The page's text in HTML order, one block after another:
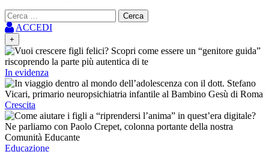
Ricerca
per:ACCEDI
+
In evidenza
Crescita
Educazione